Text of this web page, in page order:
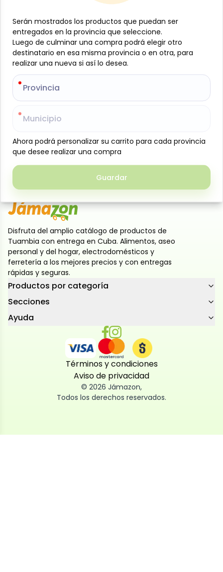
LIAODA- SKU:B-JAM-001-917
$216
Especificaciones
Mantén tu inodoro limpio y fresco con esta cesta
limpiadora de 40 g. Disponible en aromas rosa,
un ambiente agradable en el baño.
Disfruta del amplio catálogo de productos de
Tuambia con entrega en Cuba. Alimentos, aseo
personal y del hogar, electrodomésticos y
ferretería a los mejores precios y con entregas
rápidas y seguras.
Productos por categoría
Secciones
Ayuda
Términos y condiciones
Aviso de privacidad
© 2026 Jámazon,
Todos los derechos reservados.
Serán mostrados los productos que puedan ser
entregados en la provincia que seleccione.
Luego de culminar una compra podrá elegir otro
destinatario en esa misma provincia o en otra, para
realizar una nueva si así lo desea.
Provincia
Municipio
Ahora podrá personalizar su carrito para cada provincia
que desee realizar una compra
Guardar
Serán mostrados los productos que puedan ser
entregados en la provincia que seleccione.
Luego de culminar una compra podrá elegir otro
destinatario en esa misma provincia o en otra, para
realizar una nueva si así lo desea.
Provincia
Municipio
Ahora podrá personalizar su carrito para cada provincia
que desee realizar una compra
Guardar